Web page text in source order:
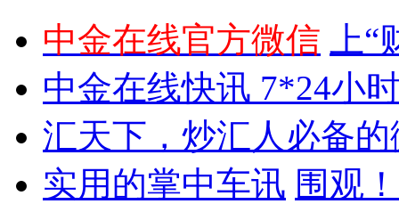
中金在线官方微信
上
中金在线快讯 7*24小
汇天下，炒汇人必备
实用的掌中车讯 围观